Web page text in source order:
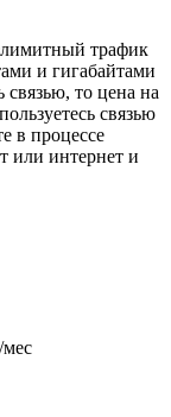
трафик
и гигабайтами
связью, то цена на
связью
в процессе
или интернет и
мес